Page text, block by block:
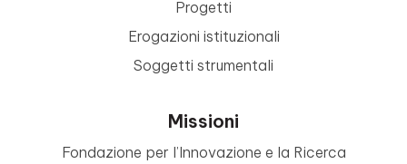
Progetti
Erogazioni istituzionali
Soggetti strumentali
Missioni
Fondazione per l’Innovazione e la Ricerca